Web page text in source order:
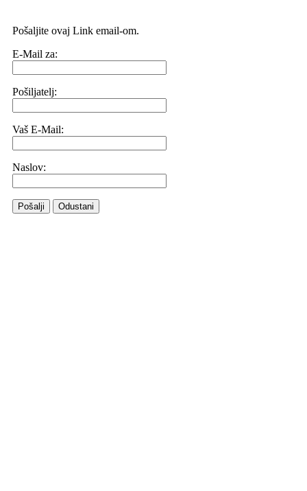
Pošaljite ovaj Link email-om.
E-Mail za:
Pošiljatelj:
Vaš E-Mail:
Naslov:
Pošalji Odustani